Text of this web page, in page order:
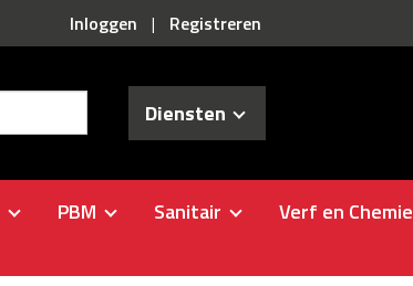
Inloggen | Registreren
Diensten
PBM Sanitair
Verf en Chemie